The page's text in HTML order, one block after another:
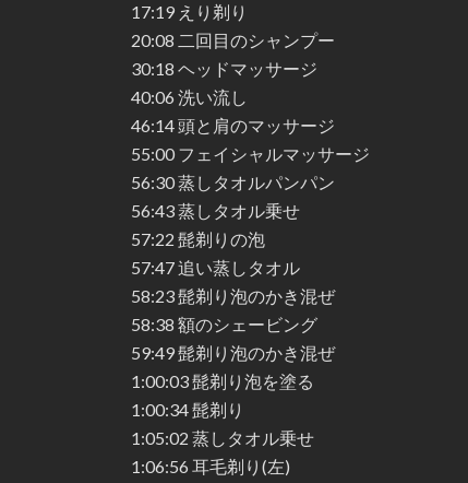
17:19 えり剃り
20:08 二回目のシャンプー
30:18 ヘッドマッサージ
40:06 洗い流し
46:14 頭と肩のマッサージ
55:00 フェイシャルマッサージ
56:30 蒸しタオルパンパン
56:43 蒸しタオル乗せ
57:22 髭剃りの泡
57:47 追い蒸しタオル
58:23 髭剃り泡のかき混ぜ
58:38 額のシェービング
59:49 髭剃り泡のかき混ぜ
1:00:03 髭剃り泡を塗る
1:00:34 髭剃り
1:05:02 蒸しタオル乗せ
1:06:56 耳毛剃り(左)